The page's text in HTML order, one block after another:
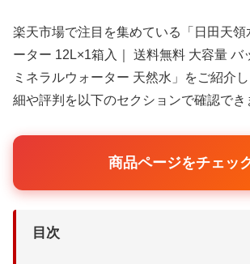
楽天市場で注目を集めている「日田天領
ーター 12L×1箱入｜ 送料無料 大容量 バ
ミネラルウォーター 天然水」をご紹介
細や評判を以下のセクションで確認でき
商品ページをチェッ
目次